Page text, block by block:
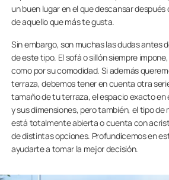
un buen lugar en el que descansar
de aquello que más te gusta.
Sin embargo, son muchas las dudas antes
de este tipo. El sofá o sillón siempre
como por su comodidad. Si además
terraza, debemos tener en cuenta otra
tamaño de tu terraza, el espacio exacto en
y sus dimensiones, pero también, el tipo de
está totalmente abierta o cuenta con
de distintas opciones. Profundicemos en
ayudarte a tomar la mejor decisión.